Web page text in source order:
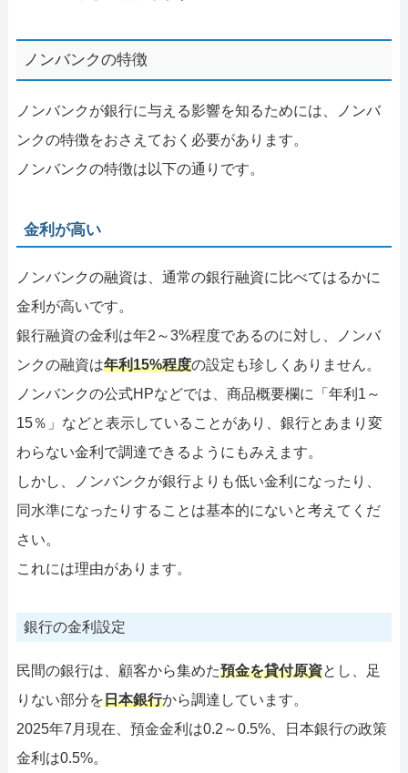
ノンバンクの特徴
ノンバンクが銀行に与える影響を知るためには、ノンバ
ンクの特徴をおさえておく必要があります。
ノンバンクの特徴は以下の通りです。
金利が高い
ノンバンクの融資は、通常の銀行融資に比べてはるかに
金利が高いです。
銀行融資の金利は年2～3%程度であるのに対し、ノンバ
ンクの融資は年利15%程度の設定も珍しくありません。
ノンバンクの公式HPなどでは、商品概要欄に「年利1～
15％」などと表示していることがあり、銀行とあまり変
わらない金利で調達できるようにもみえます。
しかし、ノンバンクが銀行よりも低い金利になったり、
同水準になったりすることは基本的にないと考えてくだ
さい。
これには理由があります。
銀行の金利設定
民間の銀行は、顧客から集めた預金を貸付原資とし、足
りない部分を日本銀行から調達しています。
2025年7月現在、預金金利は0.2～0.5%、日本銀行の政策
金利は0.5%。